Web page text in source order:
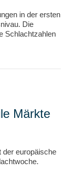
in der ersten
Die
Schlachtzahlen
Märkte
der europäische